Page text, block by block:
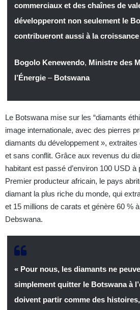
commerciaux et des chaînes de
développeront non seulement le
contribueront aussi à la
Bogolo Kenewendo, Ministre des
l’Énergie– Botswana
Le Botswana mise sur les “diamants
image internationale, avec des pierres
diamants du développement »,
et sans conflit. Grâce aux revenus du
habitant est passé d’environ 100 USD à
Premier producteur africain, le pays
diamant la plus riche du monde, qui
et 15 millions de carats et génère 60 %
Debswana.
« Pour nous, les diamants ne
simplement quitter le Botswana à
doivent partir comme des